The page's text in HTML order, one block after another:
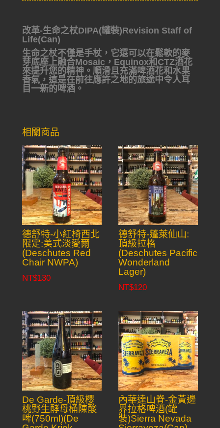
改革-生命之杖DIPA(罐裝)Revision Staff of
Life(Can)
生命之杖不僅是手杖，它還可以在鬆軟的麥
芽底座上融合Mosaic，Equinox和CTZ酒花
來提升您的精神。順滑且充滿啤酒花和水果
香氣，這是在前往應許之地的旅途中令人耳
目一新的啤酒。
相關商品
德舒特-小紅椅西北
限定:美式淡愛爾
(Deschutes Red
Chair NWPA)
NT$130
德舒特-蓬萊仙山:
頂級拉格
(Deschutes Pacific
Wonderland
Lager)
NT$120
De Garde-頂級櫻
桃野生酵母桶陳酸
啤(750ml)(De
內華達山脊-金黃邊
界拉格啤酒(罐
裝)Sierra Nevada